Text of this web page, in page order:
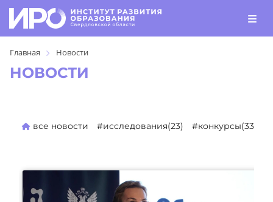
Главная Новости
НОВОСТИ
все новости #исследования(23) #конкурсы(330)